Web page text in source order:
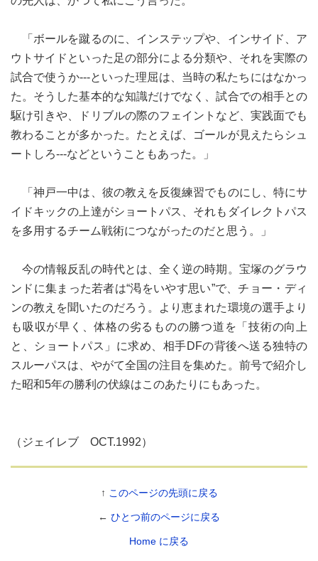
「ボールを蹴るのに、インステップや、インサイド、ア
ウトサイドといった足の部分による分類や、それを実際の
試合で使うか---といった理屈は、当時の私たちにはなかっ
た。そうした基本的な知識だけでなく、試合での相手との
駆け引きや、ドリブルの際のフェイントなど、実践面でも
教わることが多かった。たとえば、ゴールが見えたらシュ
ートしろ---などということもあった。」
「神戸一中は、彼の教えを反復練習でものにし、特にサ
イドキックの上達がショートパス、それもダイレクトパス
を多用するチーム戦術につながったのだと思う。」
今の情報反乱の時代とは、全く逆の時期。宝塚のグラウ
ンドに集まった若者は“渇をいやす思い”で、チョー・ディ
ンの教えを聞いたのだろう。より恵まれた環境の選手より
も吸収が早く、体格の劣るものの勝つ道を「技術の向上
と、ショートパス」に求め、相手DFの背後へ送る独特の
スルーパスは、やがて全国の注目を集めた。前号で紹介し
た昭和5年の勝利の伏線はこのあたりにもあった。
（ジェイレブ OCT.1992）
↑ このページの先頭に戻る
← ひとつ前のページに戻る
Home に戻る